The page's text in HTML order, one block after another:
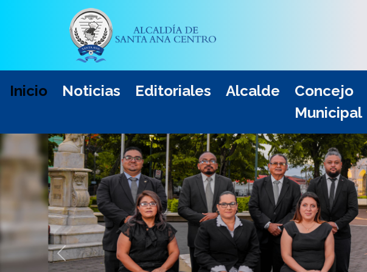
Inicio Noticias Editoriales Alcalde
Concejo
Municipal
Anterior